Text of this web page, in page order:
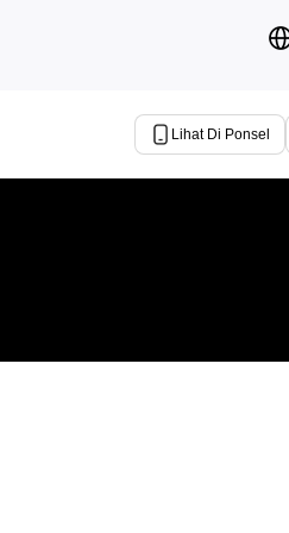
Lihat Di Ponsel